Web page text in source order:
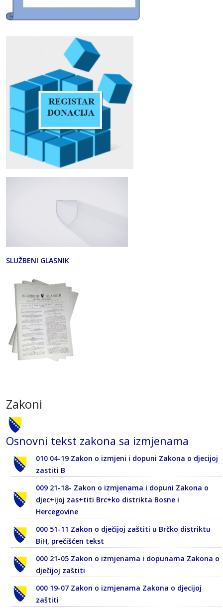
SLUŽBENI GLASNIK
Zakoni
Osnovni tekst zakona sa izmjenama
010 04-19 Zakon o izmjeni i dopuni Zakona o djecijoj
zastiti B
009 21-18- Zakon o izmjenama i dopuni Zakona o
djec+ijoj zas+titi Brc+ko distrikta Bosne i
Hercegovine
000 51-11 Zakon o dječijoj zaštiti u Brčko distriktu
BiH, prečišćen tekst
000 21-05 Zakon o izmjenama i dopunama Zakona o
dječijoj zaštiti
000 19-07 Zakon o izmjenama Zakona o djecijoj
zaštiti